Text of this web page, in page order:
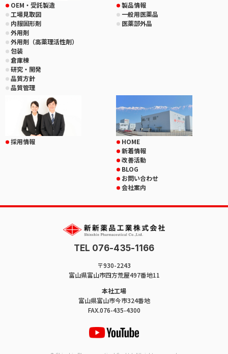
OEM・受託製造
工場見取図
内服固形剤
外用剤
外用剤（高薬理活性剤）
包装
倉庫棟
研究・開発
品質方針
品質管理
製品情報
一般用医薬品
医薬部外品
採用情報
HOME
新着情報
改善活動
BLOG
お問い合わせ
会社案内
TEL 076-435-1166
〒930-2243
富山県富山市四方荒屋497番地11
本社工場
富山県富山市今市324番地
FAX.076-435-4300